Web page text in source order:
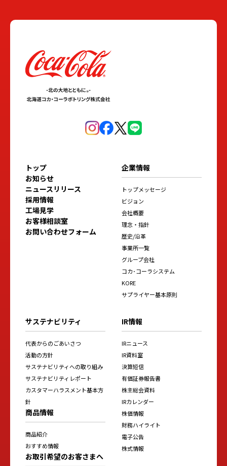
トップ
お知らせ
ニュースリリース
採用情報
工場見学
お客様相談室
お問い合わせフォーム
企業情報
トップメッセージ
ビジョン
会社概要
理念・指針
歴史/沿革
事業所一覧
グループ会社
コカ･コーラシステム
KORE
サプライヤー基本原則
サステナビリティ
代表からのごあいさつ
活動の方針
サステナビリティへの取り組み
サステナビリティレポート
カスタマーハラスメント基本方
針
商品情報
商品紹介
おすすめ情報
お取引希望のお客さまへ
IR情報
IRニュース
IR資料室
決算短信
有価証券報告書
株主総会資料
IRカレンダー
株価情報
財務ハイライト
電子公告
株式情報